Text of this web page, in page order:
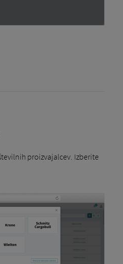
proizvajalcev. Izberite